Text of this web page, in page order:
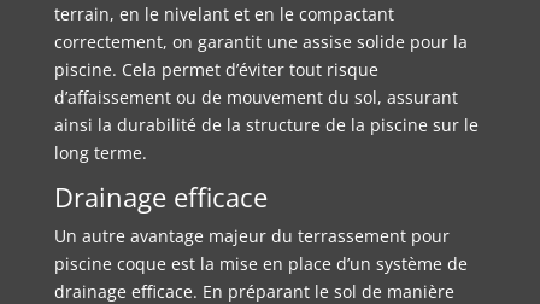
terrain, en le nivelant et en le compactant
correctement, on garantit une assise solide pour la
piscine. Cela permet d’éviter tout risque
d’affaissement ou de mouvement du sol, assurant
ainsi la durabilité de la structure de la piscine sur le
long terme.
Drainage efficace
Un autre avantage majeur du terrassement pour
piscine coque est la mise en place d’un système de
drainage efficace. En préparant le sol de manière